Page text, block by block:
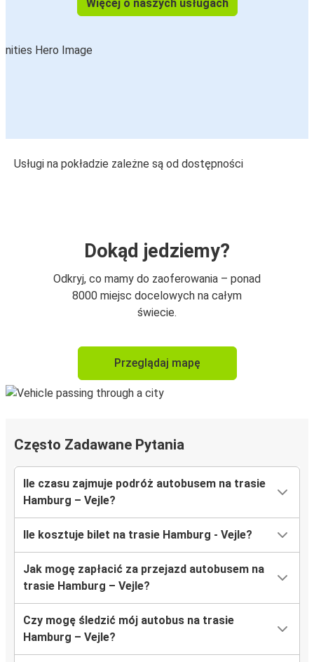
Więcej o naszych usługach
Usługi na pokładzie zależne są od dostępności
Dokąd jedziemy?
Odkryj, co mamy do zaoferowania – ponad
8000 miejsc docelowych na całym
świecie.
Przeglądaj mapę
Często Zadawane Pytania
Ile czasu zajmuje podróż autobusem na trasie
Hamburg – Vejle?
Ile kosztuje bilet na trasie Hamburg - Vejle?
Jak mogę zapłacić za przejazd autobusem na
trasie Hamburg – Vejle?
Czy mogę śledzić mój autobus na trasie
Hamburg – Vejle?